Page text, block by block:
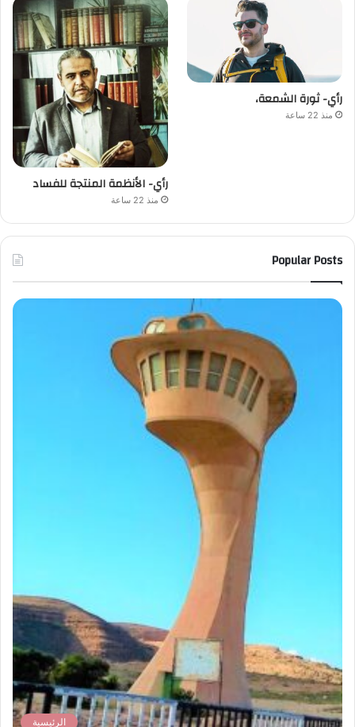
رأي- ثورة الشمعة،
منذ 22 ساعة
رأي- الأنظمة المنتجة للفساد
منذ 22 ساعة
Popular Posts
الرئيسية